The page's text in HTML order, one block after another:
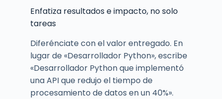
Enfatiza resultados e impacto, no solo
tareas
Diferénciate con el valor entregado. En
lugar de «Desarrollador Python», escribe
«Desarrollador Python que implementó
una API que redujo el tiempo de
procesamiento de datos en un 40%».